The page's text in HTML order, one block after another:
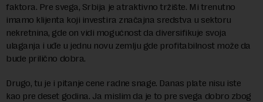
faktora. Pre svega, Srbija je atraktivno tržište. Mi trenutno
imamo klijenta koji investira značajna sredstva u sektoru
nekretnina, gde on vidi mogućnost da diversifikuje svoja
ulaganja i uđe u jednu novu zemlju gde profitabilnost može da
bude prilično dobra.
Drugo, tu je i pitanje cene radne snage. Danas plate nisu iste
kao pre deset godina. Ja mislim da je to pre svega dobro zbog